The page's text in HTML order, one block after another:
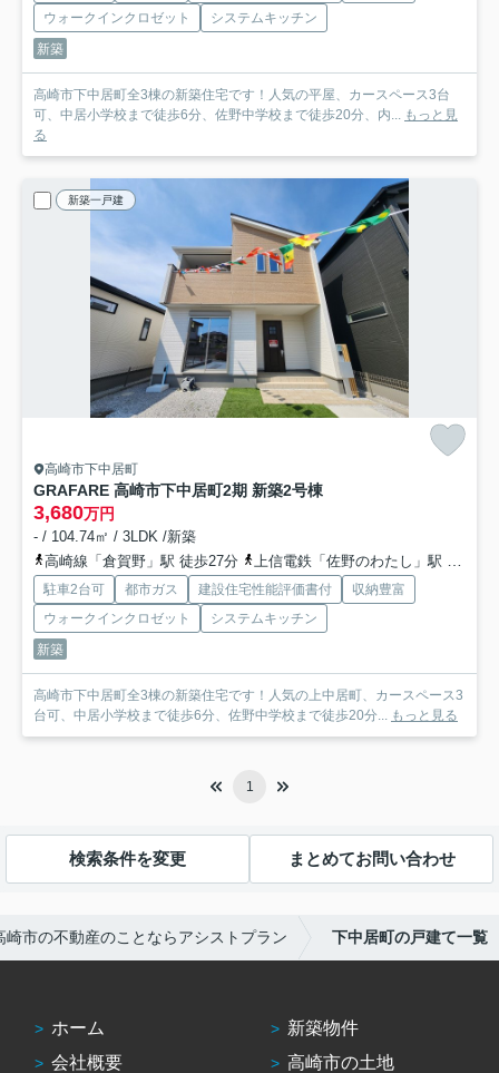
ウォークインクロゼット
システムキッチン
新築
高崎市下中居町全3棟の新築住宅です！人気の平屋、カースペース3台
可、中居小学校まで徒歩6分、佐野中学校まで徒歩20分、内...
もっと見
る
新築一戸建
高崎市下中居町
GRAFARE 高崎市下中居町2期 新築2号棟
3,680万円
- / 104.74㎡ / 3LDK /新築
高崎線「倉賀野」駅 徒歩27分
上信電鉄「佐野のわたし」駅 徒歩39分
駐車2台可 都市ガス 建設住宅性能評価書付
収納豊富
ウォークインクロゼット
システムキッチン
新築
高崎市下中居町全3棟の新築住宅です！人気の上中居町、カースペース3
台可、中居小学校まで徒歩6分、佐野中学校まで徒歩20分...
もっと見る
1
検索条件を変更 まとめてお問い合わせ
崎市の不動産のことならアシストプラン 下中居町の戸建て一覧
ホーム
会社概要
新築物件
高崎市の土地